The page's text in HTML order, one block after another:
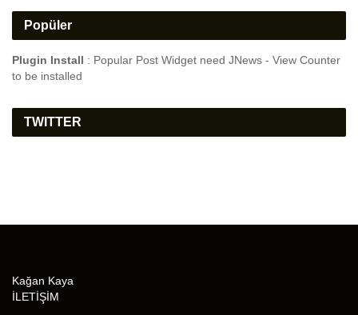
Popüler
Plugin Install : Popular Post Widget need JNews - View Counter
to be installed
TWITTER
Kağan Kaya
İLETİŞİM